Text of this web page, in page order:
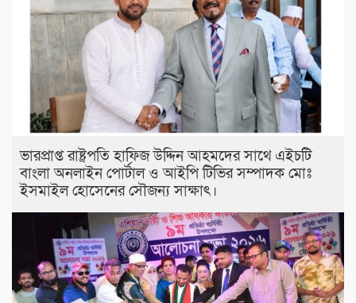
ভারপ্রাপ্ত রাষ্ট্রপতি হাফিজ উদ্দিন আহমদের সাথে এইচটি
বাংলা অনলাইন পোর্টাল ও আইপি টিভির সম্পাদক মোঃ
ইসমাইল হোসেনের সৌজন্য সাক্ষাৎ।